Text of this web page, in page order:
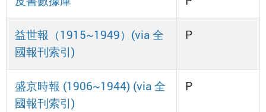
益世報（1915~1949）(via 全
國報刊索引)
P
盛京時報 (1906~1944) (via 全
國報刊索引)
P